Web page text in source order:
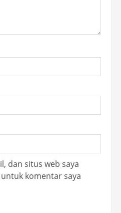
dan situs web saya
komentar saya